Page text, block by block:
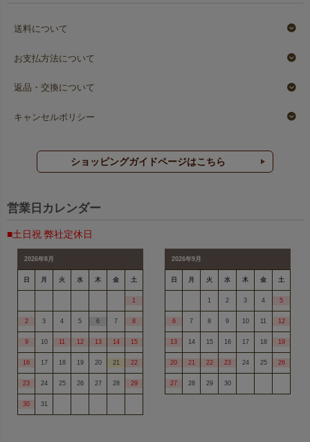
送料について
お支払方法について
返品・交換について
キャンセルポリシー
ショッピングガイドページはこちら
営業日カレンダー
■土日祝 弊社定休日
2026年8月
日 月 火 水 木 金 土
1
2 3 4 5 6 7 8
9 10 11 12 13 14 15
16 17 18 19 20 21 22
23 24 25 26 27 28 29
30 31
2026年9月
日 月 火 水 木 金 土
1 2 3 4 5
6 7 8 9 10 11 12
13 14 15 16 17 18 19
20 21 22 23 24 25 26
27 28 29 30